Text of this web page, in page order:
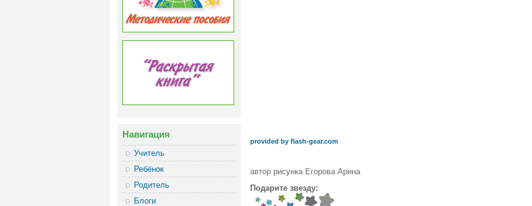
Навигация
Учитель
Ребёнок
Родитель
Блоги
provided by flash-gear.com
автор рисунка Егорова Арина
Подарите звезду: